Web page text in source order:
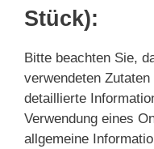
Stück):
Bitte beachten Sie,
verwendeten
detaillierte
Verwendung eines
allgemeine